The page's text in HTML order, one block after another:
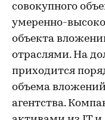
совокупного
умеренно-
объекта
отраслями. На
приходится
объема
агентства.